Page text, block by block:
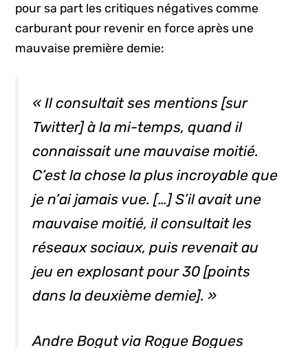
pour sa part les critiques négatives comme
carburant pour revenir en force après une
mauvaise première demie:
« Il consultait ses mentions [sur
Twitter] à la mi-temps, quand il
connaissait une mauvaise moitié.
C’est la chose la plus incroyable que
je n’ai jamais vue. […] S’il avait une
mauvaise moitié, il consultait les
réseaux sociaux, puis revenait au
jeu en explosant pour 30 [points
dans la deuxième demie]. »
Andre Bogut via Rogue Bogues